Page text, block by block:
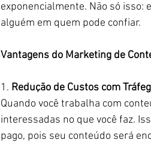
exponencialmente. Não só isso:
alguém em quem pode confiar.
Vantagens do Marketing de
1. Redução de Custos com
Quando você trabalha com
interessadas no que você faz.
pago, pois seu conteúdo será